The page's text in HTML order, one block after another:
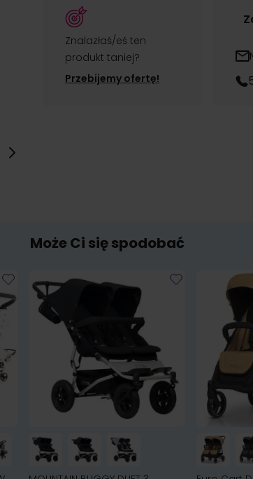
Znalazłaś/eś ten
produkt taniej?
Przebijemy ofertę!
Może Ci się spodobać